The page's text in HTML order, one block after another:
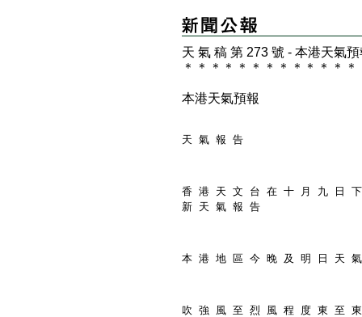
天 氣 稿 第 273 號 - 本港天氣
＊
＊ ＊ ＊ ＊ ＊ ＊ ＊ ＊ ＊ ＊ ＊ ＊
本港天氣預報
天 氣 報 告
香 港 天 文 台 在 十 月 九 日
新 天 氣 報 告
本 港 地 區 今 晚 及 明 日 天
吹 強 風 至 烈 風 程 度 東 至